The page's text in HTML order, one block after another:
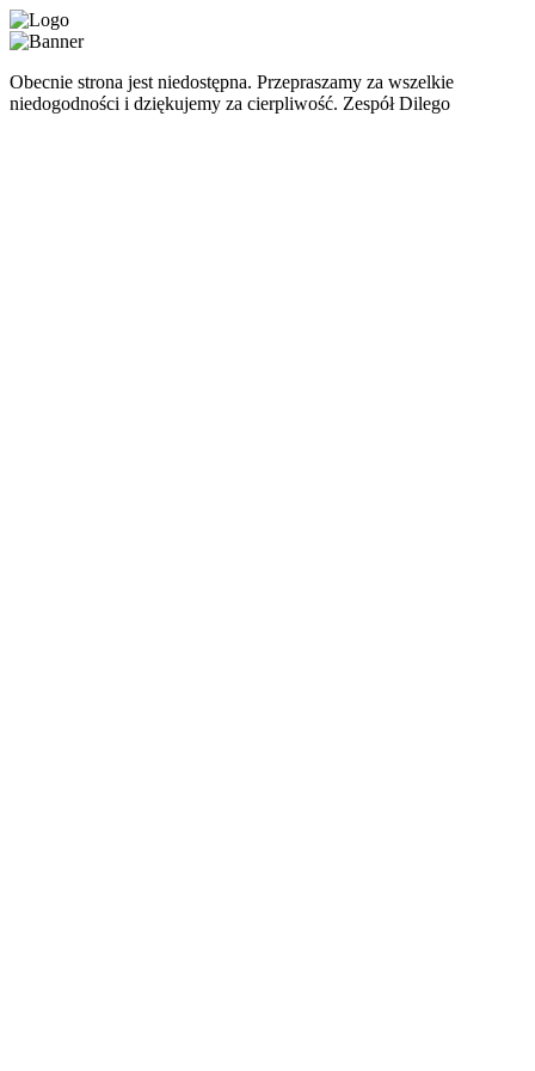
Obecnie strona jest niedostępna. Przepraszamy za wszelkie
niedogodności i dziękujemy za cierpliwość. Zespół Dilego